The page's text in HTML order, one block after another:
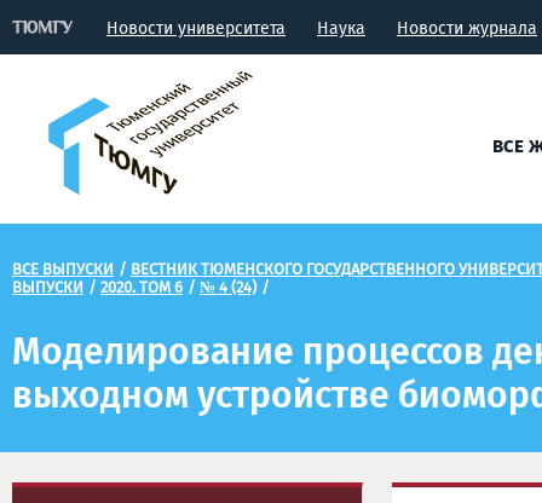
Новости университета Наука Новости журнала
ВСЕ
ВСЕ ВЫПУСКИ / ВЕСТНИК ТЮМЕНСКОГО ГОСУДАРСТВЕННОГО
ВЫПУСКИ / 2020. ТОМ 6 / № 4 (24) /
Моделирование процессов
выходном устройстве